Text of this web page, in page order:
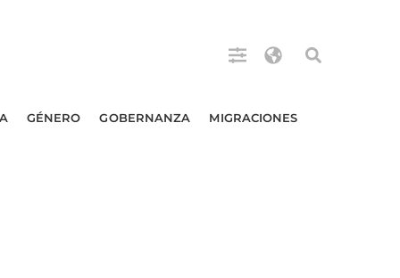
GÉNERO GOBERNANZA MIGRACIONES